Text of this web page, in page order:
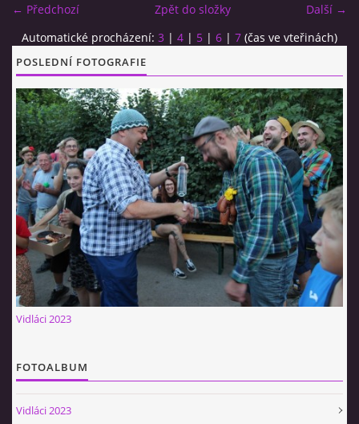
STUDENÁ KUCHYNĚ
FOTOALBUM
CESTA KOLEM SVĚTA 2014 - VIDEO
VIDLÁCKÝ VÍCEBOJ 2023
CENÍK
Občerstvovna U Jeroušků
723 317 805
← Předchozí Další →
Zpět do složky
Automatické procházení: 3 | 4 | 5 | 6 | 7 (čas ve vteřinách)
POSLEDNÍ FOTOGRAFIE
Vidláci 2023
FOTOALBUM
Vidláci 2023